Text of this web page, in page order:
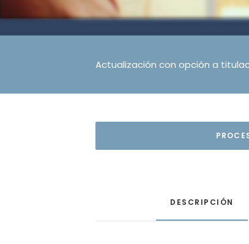
Actualización con opción a
DESCRIPCIÓN